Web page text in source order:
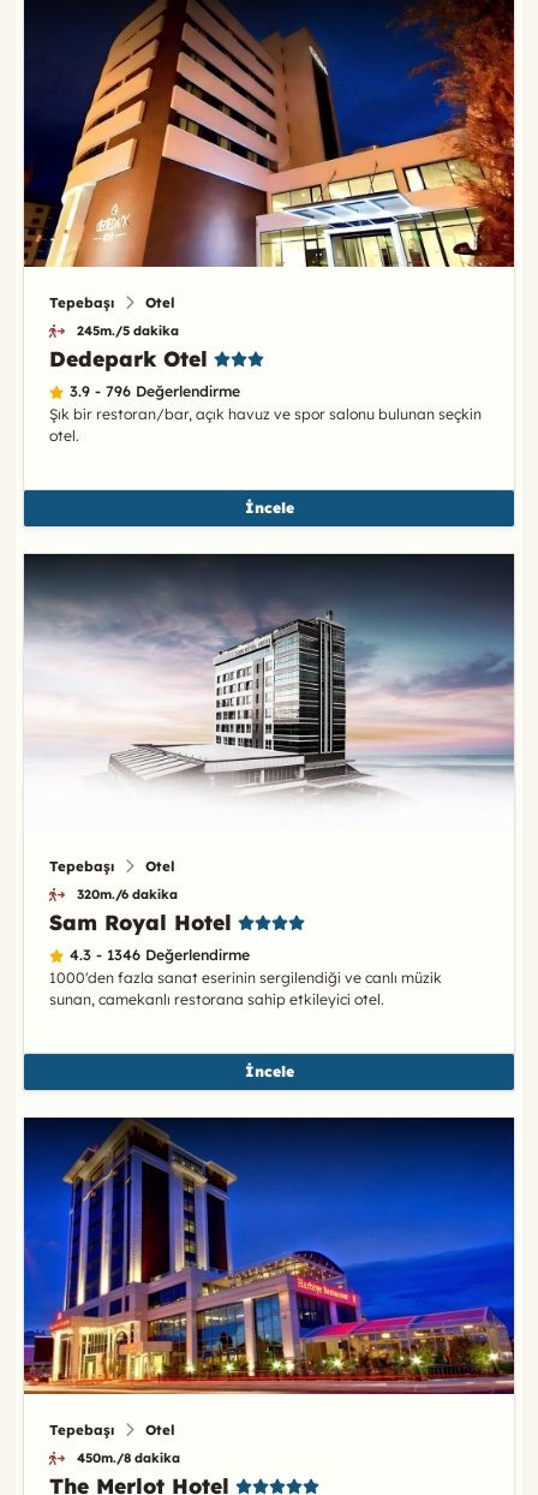
Tepebaşı Otel
245m./5 dakika
Dedepark Otel
3.9 - 796 Değerlendirme
Şık bir restoran/bar, açık havuz ve spor salonu bulunan seçkin
otel.
İncele
Tepebaşı Otel
320m./6 dakika
Sam Royal Hotel
4.3 - 1346 Değerlendirme
1000'den fazla sanat eserinin sergilendiği ve canlı müzik
sunan, camekanlı restorana sahip etkileyici otel.
İncele
Tepebaşı Otel
450m./8 dakika
The Merlot Hotel